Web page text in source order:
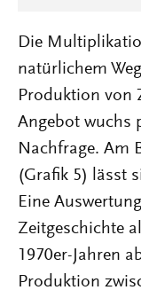
Die
natürlichem
Produktion von
Angebot wuchs
Nachfrage. Am
(Grafik 5) lässt
Eine
Zeitgeschichte
1970er-Jahren
Produktion